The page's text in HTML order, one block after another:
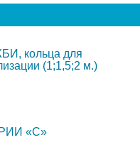
кольца для
(1;1,5;2 м.)
«C»